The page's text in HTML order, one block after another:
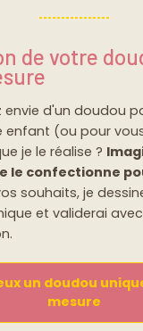
de votre
envie d'un doudou
enfant (ou pour
je le réalise ?
le confectionne
souhaits, je
et validerai
un doudou
mesure